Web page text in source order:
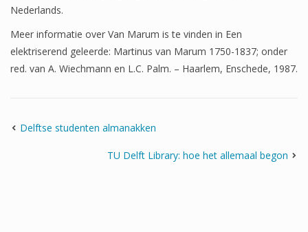
Nederlands.
Meer informatie over Van Marum is te vinden in Een
elektriserend geleerde: Martinus van Marum 1750-1837; onder
red. van A. Wiechmann en L.C. Palm. – Haarlem, Enschede, 1987.
Delftse studenten almanakken
TU Delft Library: hoe het allemaal begon